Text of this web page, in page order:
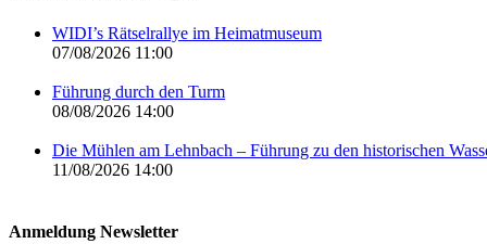
WIDI’s Rätselrallye im Heimatmuseum
07/08/2026 11:00
Führung durch den Turm
08/08/2026 14:00
Die Mühlen am Lehnbach – Führung zu den historischen
11/08/2026 14:00
Anmeldung Newsletter